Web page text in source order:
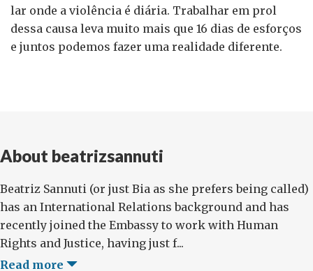
lar onde a violência é diária. Trabalhar em prol
dessa causa leva muito mais que 16 dias de esforços
e juntos podemos fazer uma realidade diferente.
About beatrizsannuti
Beatriz Sannuti (or just Bia as she prefers being called)
has an International Relations background and has
recently joined the Embassy to work with Human
Rights and Justice, having just f...
Read more